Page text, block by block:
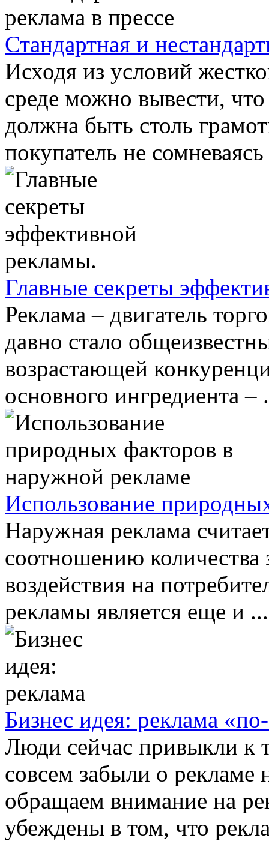
Стандартная и
Исходя из условий
среде можно вывести,
должна быть столь
покупатель не
Главные секреты
Реклама – двигатель
давно стало
возрастающей
основного ингредиента –
Использование
Наружная реклама
соотношению количества
воздействия на
рекламы является еще и ...
Бизнес идея: реклама
Люди сейчас привыкли к
совсем забыли о рекламе
обращаем внимание на
убеждены в том, что